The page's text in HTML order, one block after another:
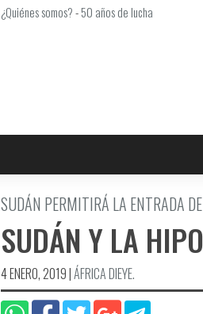
¿Quiénes somos?-50 años de lucha
SUDÁN PERMITIRÁ LA ENTRADA
SUDÁN Y LA
4 ENERO, 2019|ÁFRICA DIEYE.